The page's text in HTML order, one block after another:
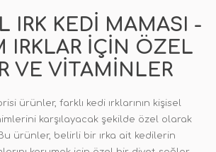
IRK KEDI MAMASI -
IRKLAR IÇIN ÖZEL
VE VITAMINLER
ürünler, farklı kedi ırklarının kişisel
karşılayacak şekilde özel olarak
ürünler, belirli bir ırka ait kedilerin